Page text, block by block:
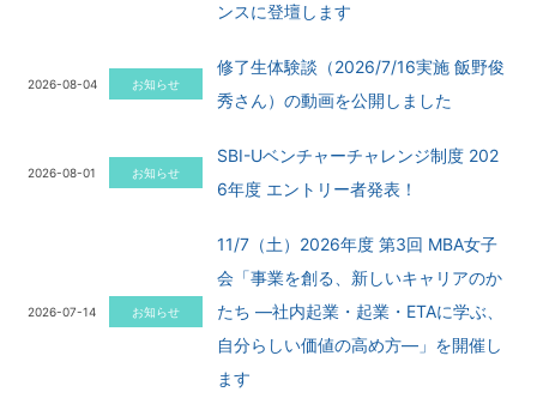
ンスに登壇します
2026-08-04 お知らせ
修了生体験談（2026/7/16実施 飯野俊
秀さん）の動画を公開しました
2026-08-01 お知らせ
SBI-Uベンチャーチャレンジ制度 202
6年度 エントリー者発表！
2026-07-14 お知らせ
11/7（土）2026年度 第3回 MBA女子
会「事業を創る、新しいキャリアのか
たち ―社内起業・起業・ETAに学ぶ、
自分らしい価値の高め方―」を開催し
ます